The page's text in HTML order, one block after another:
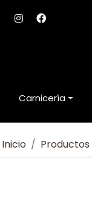
Carnicería
Inicio Productos